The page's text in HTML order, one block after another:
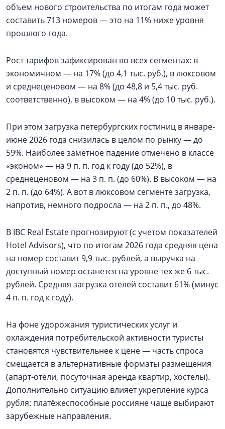
объем нового строительства по итогам года может
составить 713 номеров — это на 11% ниже уровня
прошлого года.
Рост тарифов зафиксирован во всех сегментах: в
экономичном — на 17% (до 4,1 тыс. руб.), в люксовом
и среднеценовом — на 8% (до 48,8 и 5,4 тыс. руб.
соответственно), в высоком — на 4% (до 10 тыс. руб.).
При этом загрузка петербургских гостиниц в январе-
июне 2026 года снизилась в целом по рынку — до
59%. Наиболее заметное падение отмечено в классе
«эконом» — на 9 п. п. год к году (до 52%), в
среднеценовом — на 3 п. п. (до 60%). В высоком — на
2 п. п. (до 64%). А вот в люксовом сегменте загрузка,
напротив, немного подросла — на 2 п. п., до 48%.
В IBC Real Estate прогнозируют (с учетом показателей
Hotel Advisors), что по итогам 2026 года средняя цена
на номер составит 9,9 тыс. рублей, а выручка на
доступный номер останется на уровне тех же 6 тыс.
рублей. Средняя загрузка отелей составит 61% (минус
4 п. п. год к году).
На фоне удорожания туристических услуг и
охлаждения потребительской активности туристы
становятся чувствительнее к цене — часть спроса
смещается в альтернативные форматы размещения
(апарт‑отели, посуточная аренда квартир, хостелы).
Дополнительно ситуацию влияет укрепление курса
рубля: платёжеспособные россияне чаще выбирают
зарубежные направления.